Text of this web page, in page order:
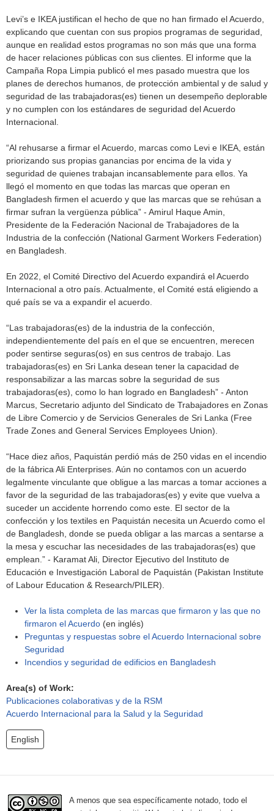
Levi’s e IKEA justifican el hecho de que no han firmado el Acuerdo,
explicando que cuentan con sus propios programas de seguridad,
aunque en realidad estos programas no son más que una forma
de hacer relaciones públicas con sus clientes. El informe que la
Campaña Ropa Limpia publicó el mes pasado muestra que los
planes de derechos humanos, de protección ambiental y de salud y
seguridad de las trabajadoras(es) tienen un desempeño deplorable
y no cumplen con los estándares de seguridad del Acuerdo
Internacional.
“Al rehusarse a firmar el Acuerdo, marcas como Levi e IKEA, están
priorizando sus propias ganancias por encima de la vida y
seguridad de quienes trabajan incansablemente para ellos. Ya
llegó el momento en que todas las marcas que operan en
Bangladesh firmen el acuerdo y que las marcas que se rehúsan a
firmar sufran la vergüenza pública” - Amirul Haque Amin,
Presidente de la Federación Nacional de Trabajadores de la
Industria de la confección (National Garment Workers Federation)
en Bangladesh.
En 2022, el Comité Directivo del Acuerdo expandirá el Acuerdo
Internacional a otro país. Actualmente, el Comité está eligiendo a
qué país se va a expandir el acuerdo.
“Las trabajadoras(es) de la industria de la confección,
independientemente del país en el que se encuentren, merecen
poder sentirse seguras(os) en sus centros de trabajo. Las
trabajadoras(es) en Sri Lanka desean tener la capacidad de
responsabilizar a las marcas sobre la seguridad de sus
trabajadoras(es), como lo han logrado en Bangladesh” - Anton
Marcus, Secretario adjunto del Sindicato de Trabajadores en Zonas
de Libre Comercio y de Servicios Generales de Sri Lanka (Free
Trade Zones and General Services Employees Union).
“Hace diez años, Paquistán perdió más de 250 vidas en el incendio
de la fábrica Ali Enterprises. Aún no contamos con un acuerdo
legalmente vinculante que obligue a las marcas a tomar acciones a
favor de la seguridad de las trabajadoras(es) y evite que vuelva a
suceder un accidente horrendo como este. El sector de la
confección y los textiles en Paquistán necesita un Acuerdo como el
de Bangladesh, donde se pueda obligar a las marcas a sentarse a
la mesa y escuchar las necesidades de las trabajadoras(es) que
emplean.” - Karamat Ali, Director Ejecutivo del Instituto de
Educación e Investigación Laboral de Paquistán (Pakistan Institute
of Labour Education & Research/PILER).
Ver la lista completa de las marcas que firmaron y las que no
firmaron el Acuerdo (en inglés)
Preguntas y respuestas sobre el Acuerdo Internacional sobre
Seguridad
Incendios y seguridad de edificios en Bangladesh
Area(s) of Work:
Publicaciones colaborativas y de la RSM
Acuerdo Internacional para la Salud y la Seguridad
English
A menos que sea específicamente notado, todo el